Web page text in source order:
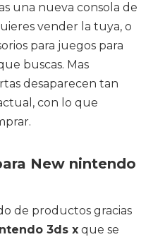
una nueva consola de
vender la tuya, o
para juegos para
buscas. Mas
desaparecen tan
con lo que
New nintendo
de productos gracias
3ds x que se